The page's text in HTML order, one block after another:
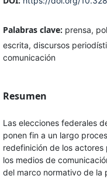
Palabras clave: prensa,
escrita, discursos
comunicación
Resumen
Las elecciones federales
ponen fin a un largo
redefinición de los
los medios de
del marco normativo de la